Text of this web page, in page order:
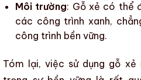
Môi trường: Gỗ xẻ có thể
các công trình xanh,
công trình bền vững.
Tóm lại, việc sử dụng gỗ xẻ